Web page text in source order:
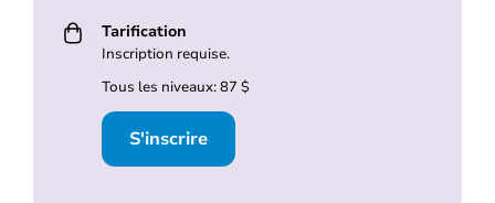
Tarification
Inscription requise.
Tous les niveaux: 87 $
S'inscrire